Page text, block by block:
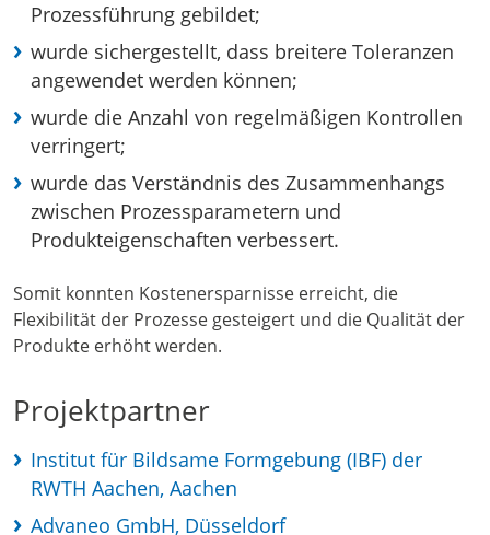
Prozessführung gebildet;
wurde sichergestellt, dass breitere Toleranzen
angewendet werden können;
wurde die Anzahl von regelmäßigen Kontrollen
verringert;
wurde das Verständnis des Zusammenhangs
zwischen Prozessparametern und
Produkteigenschaften verbessert.
Somit konnten Kostenersparnisse erreicht, die
Flexibilität der Prozesse gesteigert und die Qualität der
Produkte erhöht werden.
Projektpartner
Institut für Bildsame Formgebung (IBF) der
RWTH Aachen, Aachen
Advaneo GmbH, Düsseldorf